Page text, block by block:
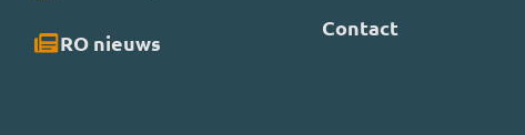
RO nieuws
Contact